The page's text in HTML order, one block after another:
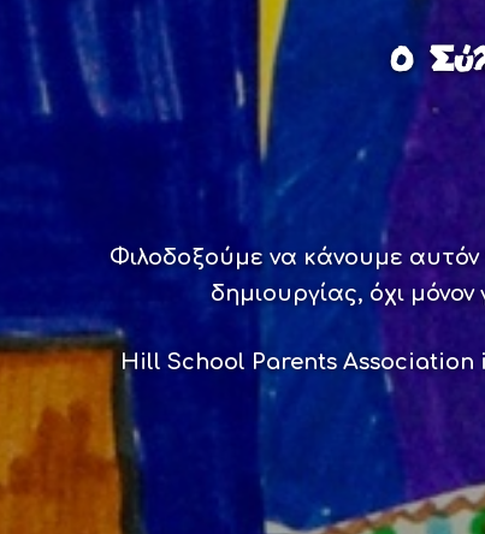
Ο
Φιλοδοξούμε να κάνουμε
δημιουργίας, όχι
Hill School Parents